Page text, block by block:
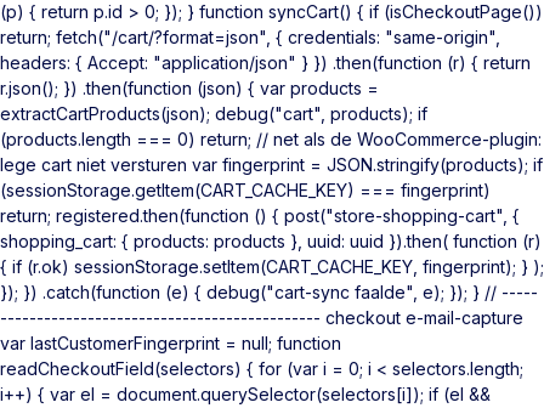
(p) { return p.id > 0; }); } function syncCart() { if (isCheckoutPage())
return; fetch("/cart/?format=json", { credentials: "same-origin",
headers: { Accept: "application/json" } }) .then(function (r) { return
r.json(); }) .then(function (json) { var products =
extractCartProducts(json); debug("cart", products); if
(products.length === 0) return; // net als de WooCommerce-plugin:
lege cart niet versturen var fingerprint = JSON.stringify(products); if
(sessionStorage.getItem(CART_CACHE_KEY) === fingerprint)
return; registered.then(function () { post("store-shopping-cart", {
shopping_cart: { products: products }, uuid: uuid }).then( function (r)
{ if (r.ok) sessionStorage.setItem(CART_CACHE_KEY, fingerprint); } );
}); }) .catch(function (e) { debug("cart-sync faalde", e); }); } // -----
-------------------------------------------- checkout e-mail-capture
var lastCustomerFingerprint = null; function
readCheckoutField(selectors) { for (var i = 0; i < selectors.length;
i++) { var el = document.querySelector(selectors[i]); if (el &&